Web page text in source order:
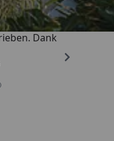
Ware passt
Dank